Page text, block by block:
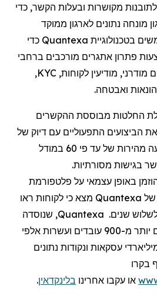
מקושרות ובעלות הקשר, כדי
נתונים לארגון ממוקד
בטכנולוגיית Quantexa כדי
פתרון אתגרים מורכבים ברחבי
מודרני, מודיעין לקוחות, KYC
,
ואבטחה.
החלטות מבוססת ההקשרים
הביצועים התפעוליים עם דיוק של
למעלה מ-90% והיא מציעה מהירות של עד פי 60 במודל
בגישות מסורתיות.
באופן עצמאי על פלטפורמת
של Quantexa מצא כי לקוחות ראו
Quantexa, שנוסדה
900 עובדים ועשרות אלפי
עסקאות ונקודות נתונים
בקרו
או עקבו אחרינו בלינקדאין.